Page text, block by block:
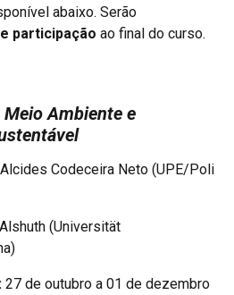
abaixo. Serão
participação ao final do curso.
Meio Ambiente e
Codeceira Neto (UPE/Poli
(Universität
27 de outubro a 01 de dezembro